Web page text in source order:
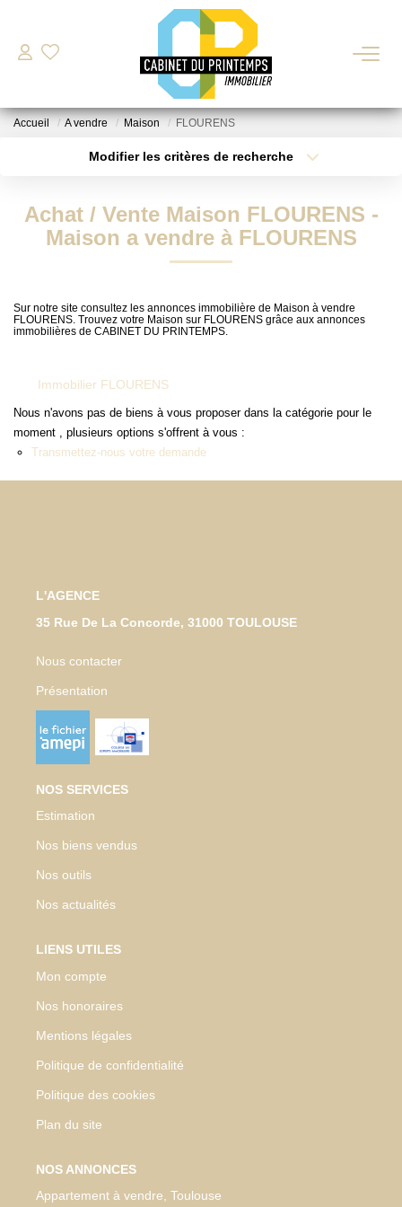
VENTE
Déposer Ma Candidature Pour Une Location
GESTION LOCATIVE
BIENS VENDUS
NOTRE AGENCE
Accueil A vendre Maison FLOURENS
Modifier les critères de recherche
Sélectionnez...
Type de bien
Surface min
Créer une alerte
Achat / Vente Maison FLOURENS -
Maison a vendre à FLOURENS
Sur notre site consultez les annonces immobilière de Maison à vendre
FLOURENS. Trouvez votre Maison sur FLOURENS grâce aux annonces
immobilières de CABINET DU PRINTEMPS.
Immobilier FLOURENS
Nous n'avons pas de biens à vous proposer dans la catégorie pour le
moment , plusieurs options s'offrent à vous :
Transmettez-nous votre demande
L'AGENCE
35 Rue De La Concorde, 31000 TOULOUSE
Nous contacter
Présentation
NOS SERVICES
Estimation
Nos biens vendus
Nos outils
Nos actualités
LIENS UTILES
Mon compte
Nos honoraires
Mentions légales
Politique de confidentialité
Politique des cookies
Plan du site
NOS ANNONCES
Appartement à vendre, Toulouse